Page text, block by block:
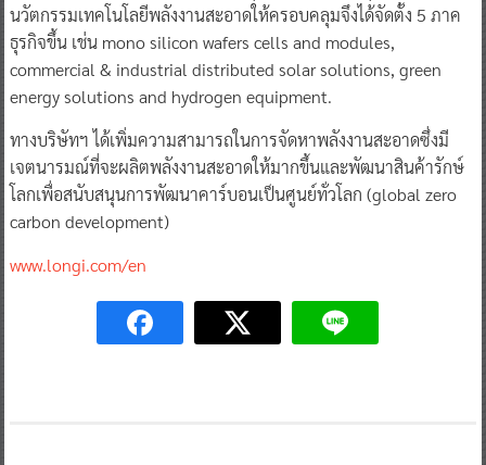
นวัตกรรมเทคโนโลยีพลังงานสะอาดให้ครอบคลุมจึงได้จัดตั้ง 5 ภาค
ธุรกิจขึ้น เช่น mono silicon wafers cells and modules,
commercial & industrial distributed solar solutions, green
energy solutions and hydrogen equipment.
ทางบริษัทฯ ได้เพิ่มความสามารถในการจัดหาพลังงานสะอาดซึ่งมี
เจตนารมณ์ที่จะผลิตพลังงานสะอาดให้มากขึ้นและพัฒนาสินค้ารักษ์
โลกเพื่อสนับสนุนการพัฒนาคาร์บอนเป็นศูนย์ทั่วโลก (global zero
carbon development)
www.longi.com/en